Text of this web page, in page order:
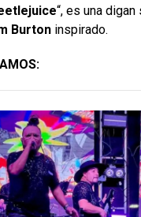
“, es una
Burton inspirado.